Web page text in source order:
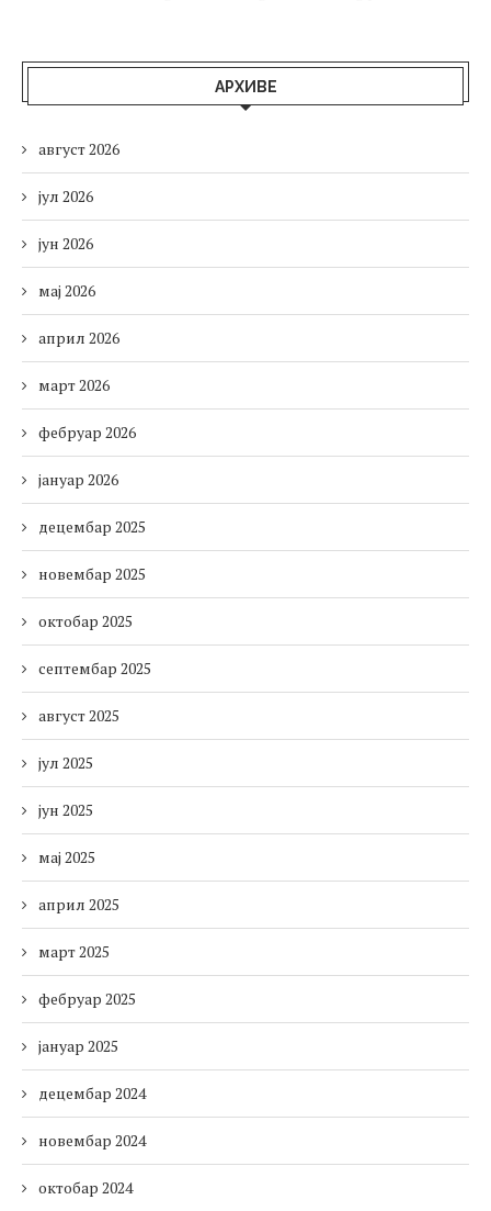
АРХИВЕ
август 2026
јул 2026
јун 2026
мај 2026
април 2026
март 2026
фебруар 2026
јануар 2026
децембар 2025
новембар 2025
октобар 2025
септембар 2025
август 2025
јул 2025
јун 2025
мај 2025
април 2025
март 2025
фебруар 2025
јануар 2025
децембар 2024
новембар 2024
октобар 2024